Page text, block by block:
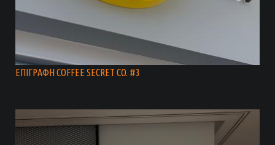
ΕΠΙΓΡΑΦΗ COFFEE SECRET CO. #3